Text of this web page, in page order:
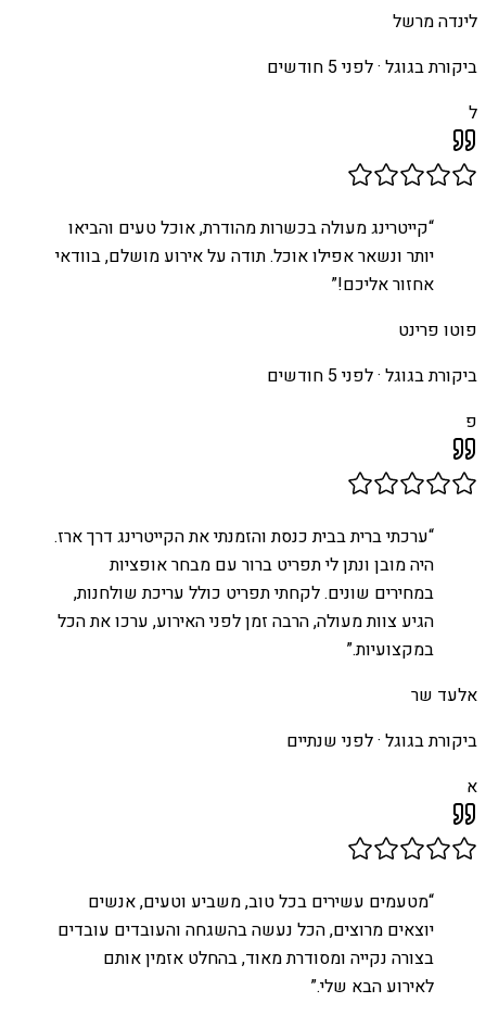
לינדה מרשל
ביקורת בגוגל ·לפני 5 חודשים
ל
“קייטרינג מעולה בכשרות מהודרת, אוכל טעים והביאו
יותר ונשאר אפילו אוכל. תודה על אירוע מושלם, בוודאי
אחזור אליכם!”
פוטו פרינט
ביקורת בגוגל ·לפני 5 חודשים
פ
“ערכתי ברית בבית כנסת והזמנתי את הקייטרינג דרך ארז.
היה מובן ונתן לי תפריט ברור עם מבחר אופציות
במחירים שונים. לקחתי תפריט כולל עריכת שולחנות,
הגיע צוות מעולה, הרבה זמן לפני האירוע, ערכו את הכל
במקצועיות.”
אלעד שר
ביקורת בגוגל ·לפני שנתיים
א
“מטעמים עשירים בכל טוב, משביע וטעים, אנשים
יוצאים מרוצים, הכל נעשה בהשגחה והעובדים עובדים
בצורה נקייה ומסודרת מאוד, בהחלט אזמין אותם
לאירוע הבא שלי.”